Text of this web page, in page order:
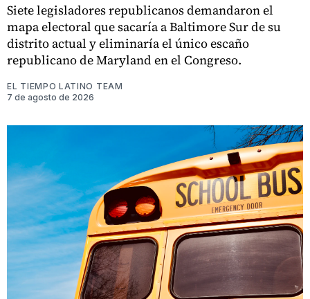
Siete legisladores republicanos demandaron el
mapa electoral que sacaría a Baltimore Sur de su
distrito actual y eliminaría el único escaño
republicano de Maryland en el Congreso.
EL TIEMPO LATINO TEAM
7 de agosto de 2026